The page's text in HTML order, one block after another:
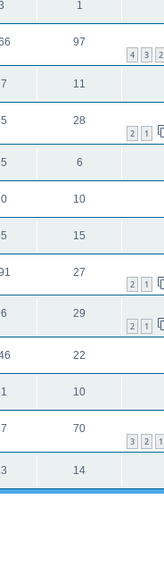
1
2
3
4
97
11
1
2
28
6
10
15
1
2
27
1
2
29
22
10
1
2
3
70
14